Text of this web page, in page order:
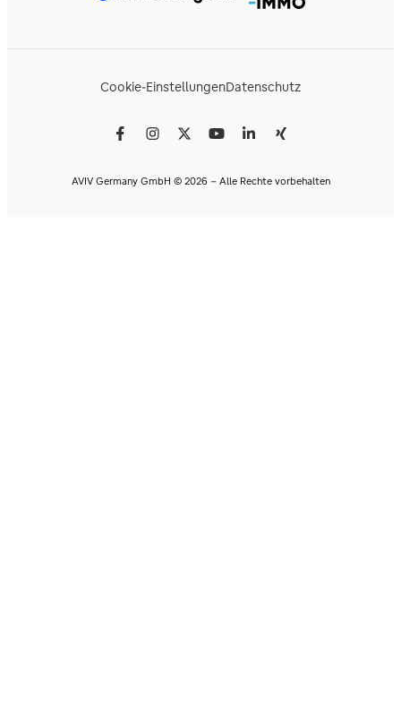
Cookie-EinstellungenDatenschutz
AVIV Germany GmbH © 2026 - Alle Rechte vorbehalten